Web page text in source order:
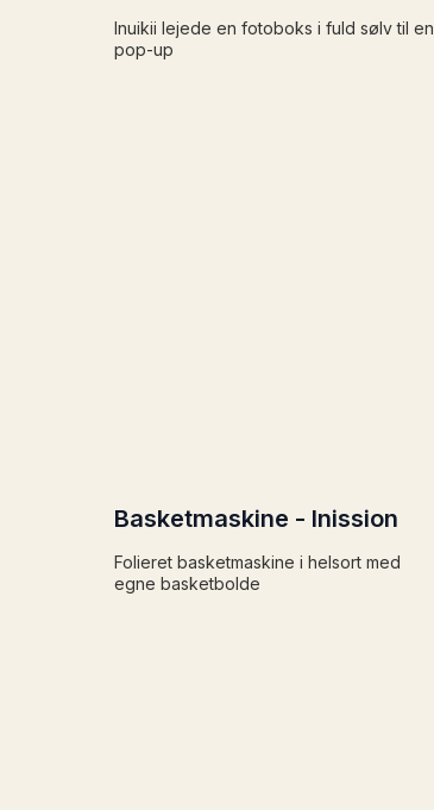
Inuikii lejede en fotoboks i fuld sølv til en
pop-up
Basketmaskine - Inission
Folieret basketmaskine i helsort med
egne basketbolde